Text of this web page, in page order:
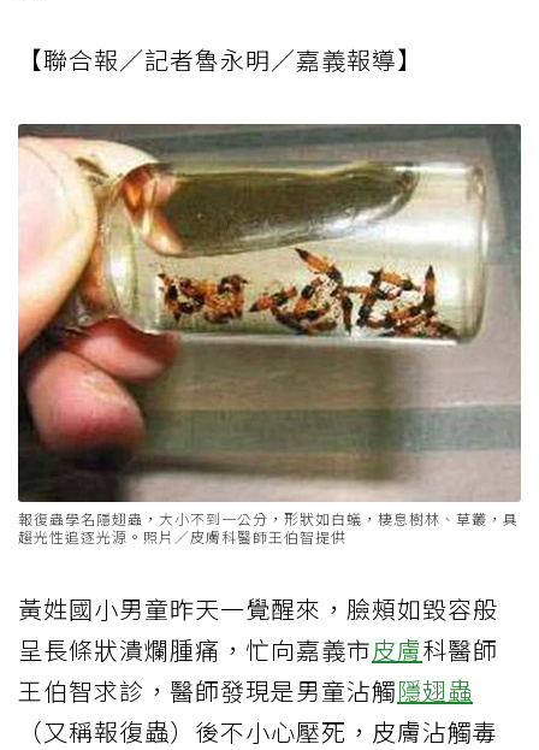
【聯合報／記者魯永明／嘉義報導】
報復蟲學名隱翅蟲，大小不到一公分，形狀如白蟻，棲息樹林、草叢，具
趨光性追逐光源。照片／皮膚科醫師王伯智提供
黃姓國小男童昨天一覺醒來，臉頰如毀容般
呈長條狀潰爛腫痛，忙向嘉義市皮膚科醫師
王伯智求診，醫師發現是男童沾觸隱翅蟲
（又稱報復蟲）後不小心壓死，皮膚沾觸毒